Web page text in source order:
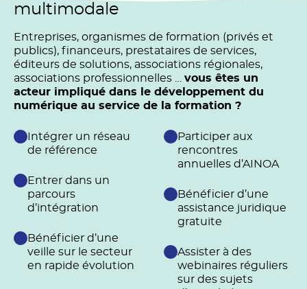
multimodale
Entreprises, organismes de formation (privés et
publics), financeurs, prestataires de services,
éditeurs de solutions, associations régionales,
associations professionnelles … vous êtes un
acteur impliqué dans le développement du
numérique au service de la formation ?
Intégrer un réseau
de référence
Entrer dans un
parcours
d’intégration
Bénéficier d’une
veille sur le secteur
en rapide évolution
Participer aux
rencontres
annuelles d’AINOA
Bénéficier d’une
assistance juridique
gratuite
Assister à des
webinaires réguliers
sur des sujets